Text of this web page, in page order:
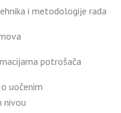
i metodologije rada
potrošača
uočenim
nivou